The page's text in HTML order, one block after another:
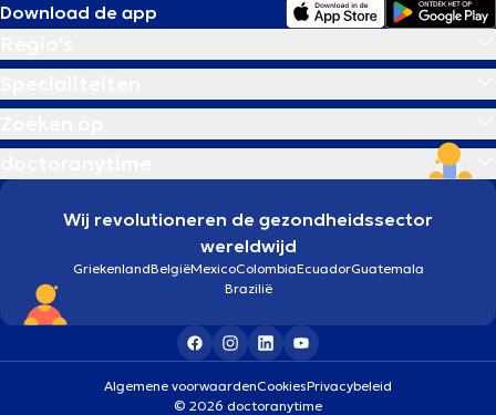
Download de app
Wij revolutioneren de gezondheidssector
wereldwijd
GriekenlandBelgiëMexicoColombiaEcuadorGuatemala
Brazilië
Algemene voorwaardenCookiesPrivacybeleid
© 2026 doctoranytime